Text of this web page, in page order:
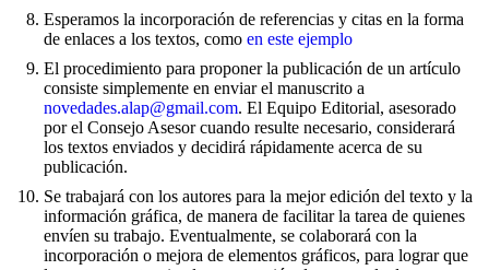
Esperamos la incorporación de referencias y citas en la forma
de enlaces a los textos, como en este ejemplo
El procedimiento para proponer la publicación de un artículo
consiste simplemente en enviar el manuscrito a
novedades.alap@gmail.com. El Equipo Editorial, asesorado
por el Consejo Asesor cuando resulte necesario, considerará
los textos enviados y decidirá rápidamente acerca de su
publicación.
Se trabajará con los autores para la mejor edición del texto y la
información gráfica, de manera de facilitar la tarea de quienes
envíen su trabajo. Eventualmente, se colaborará con la
incorporación o mejora de elementos gráficos, para lograr que